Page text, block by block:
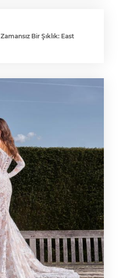
Zamansız Bir Şıklık: East